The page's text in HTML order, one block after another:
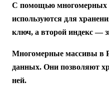
С помощью многомерных
используются для
ключ, а второй индекс —
Многомерные массивы в
данных. Они позволяют
ней.